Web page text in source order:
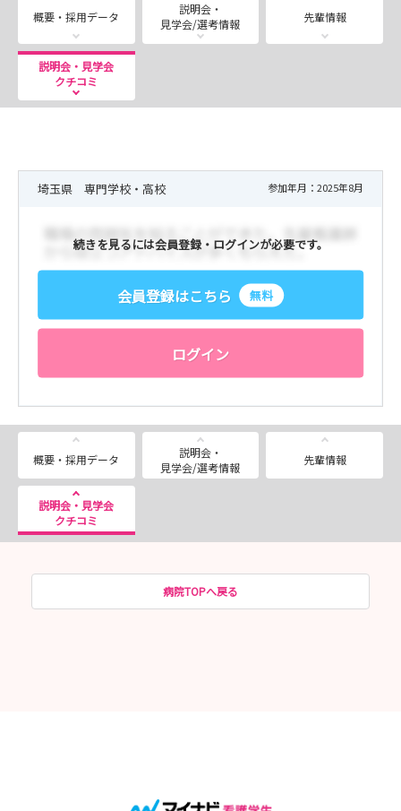
期間限定で土曜見学会を開催いたします！
8/8(土)11:00-12:00
8/22(土)11:00-12:00
平日では参加が難しい学生の皆様、ぜひご参加ください！
00・2部13：00-16：00）
【📝見学・説明会コース】随時開催 9:00～16:00まで
気になったらまずはエントリーください！その後、担当者
■---- CHECK４ ----■
インスタグラム更新しています！！
看護部の様子や院内の取り組みなど日々配信しています！
■---- MESSAGE ----■
皆さんの疑問 ”気になる” を看護師採用担当が解決しま
す！
い！
TMGあさか医療センターは、2018年に移転し、駅からも
概要・採用データ
説明会・
見学会/選考情報
先輩情報
説明会・見学会
クチコミ
埼玉県 専門学校・高校 参加年月：2025年8月
続きを見るには会員登録・ログインが必要です。
会員登録はこちら 無料
ログイン
概要・採用データ
説明会・
見学会/選考情報
先輩情報
説明会・見学会
クチコミ
病院TOPへ戻る